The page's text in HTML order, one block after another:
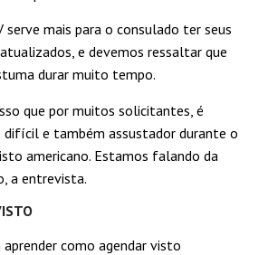
serve mais para o consulado ter seus
e devemos ressaltar que
durar muito tempo.
que por muitos solicitantes, é
difícil e também assustador durante o
americano. Estamos falando da
a entrevista.
aprender como agendar visto